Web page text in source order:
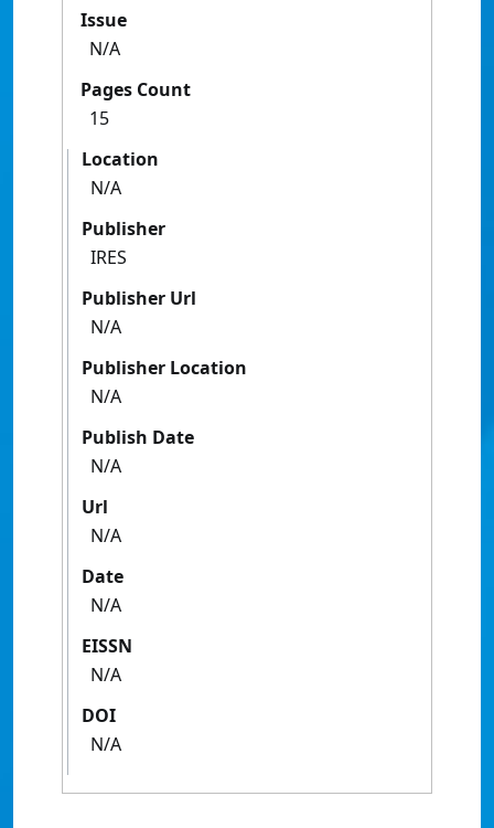
Issue
N/A
Pages Count
15
Location
N/A
Publisher
IRES
Publisher Url
N/A
Publisher Location
N/A
Publish Date
N/A
Url
N/A
Date
N/A
EISSN
N/A
DOI
N/A